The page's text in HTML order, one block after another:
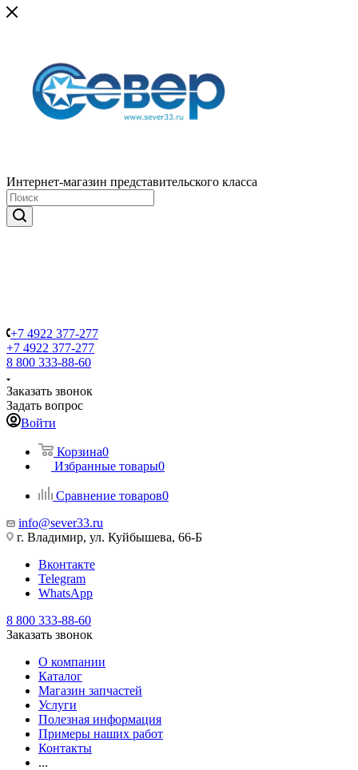
Интернет-магазин представительского класса
+7 4922 377-277
+7 4922 377-277
8 800 333-88-60
Заказать звонок
Задать вопрос
Войти
Корзина0
Избранные товары0
Сравнение товаров0
info@sever33.ru
г. Владимир, ул. Куйбышева, 66-Б
Вконтакте
Telegram
WhatsApp
8 800 333-88-60
Заказать звонок
О компании
Каталог
Магазин запчастей
Услуги
Полезная информация
Примеры наших работ
Контакты
...